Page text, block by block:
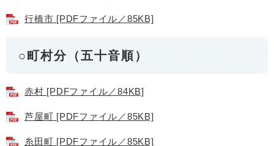
行橋市 [PDFファイル／85KB]
○町村分（五十音順）
赤村 [PDFファイル／84KB]
芦屋町 [PDFファイル／85KB]
糸田町 [PDFファイル／85KB]